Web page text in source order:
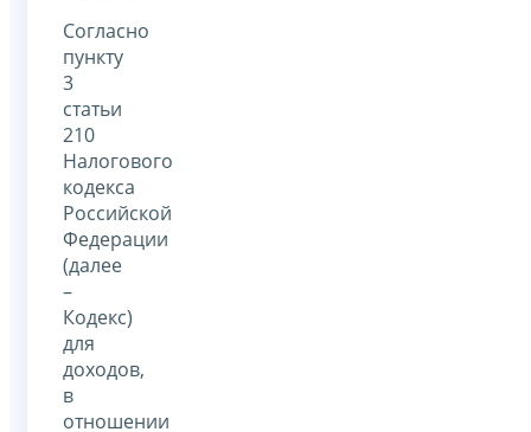
Согласно
пункту
3
статьи
210
Налогового
кодекса
Российской
Федерации
(далее
–
Кодекс)
для
доходов,
в
отношении